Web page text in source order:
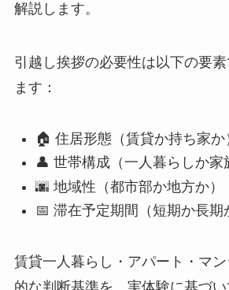
解説します。
引越し挨拶の必要性は以下の要
ます：
🏠 住居形態（賃貸か持ち家か
👤 世帯構成（一人暮らしか家
🌆 地域性（都市部か地方か）
📅 滞在予定期間（短期か長期
賃貸一人暮らし・アパート・マ
的な判断基準を、実体験に基づ